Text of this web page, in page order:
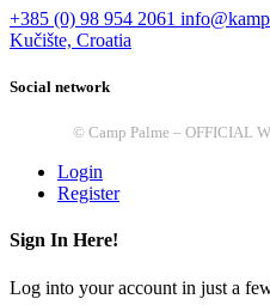
+385 (0) 98 954 2061
Kučište, Croatia
Social network
© Camp Palme – OFFICIAL
Login
Register
Sign In Here!
Log into your account in just a